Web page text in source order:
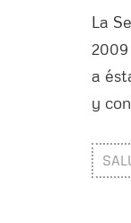
La
a
y